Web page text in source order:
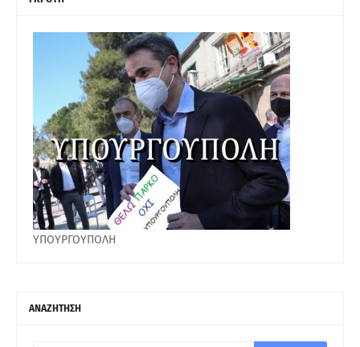
ΥΠΟΥΡΓΟΥΠΟΛΗ
ΑΝΑΖΗΤΗΣΗ